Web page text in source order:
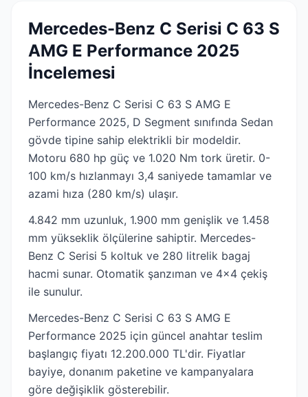
Mercedes-Benz C Serisi C 63 S
AMG E Performance 2025
İncelemesi
Mercedes-Benz C Serisi C 63 S AMG E
Performance 2025, D Segment sınıfında Sedan
gövde tipine sahip elektrikli bir modeldir.
Motoru 680 hp güç ve 1.020 Nm tork üretir. 0-
100 km/s hızlanmayı 3,4 saniyede tamamlar ve
azami hıza (280 km/s) ulaşır.
4.842 mm uzunluk, 1.900 mm genişlik ve 1.458
mm yükseklik ölçülerine sahiptir. Mercedes-
Benz C Serisi 5 koltuk ve 280 litrelik bagaj
hacmi sunar. Otomatik şanzıman ve 4x4 çekiş
ile sunulur.
Mercedes-Benz C Serisi C 63 S AMG E
Performance 2025 için güncel anahtar teslim
başlangıç fiyatı 12.200.000 TL'dir. Fiyatlar
bayiye, donanım paketine ve kampanyalara
göre değişiklik gösterebilir.